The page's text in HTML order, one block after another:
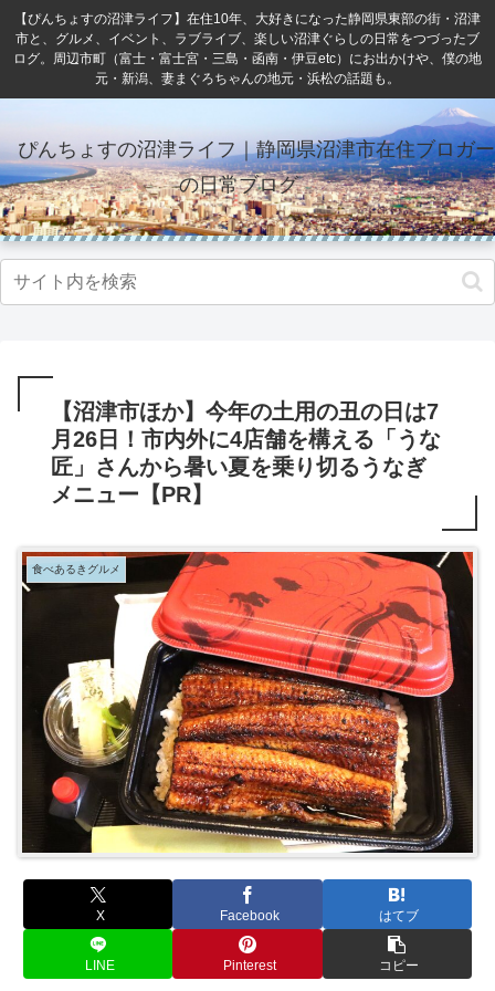
【ぴんちょすの沼津ライフ】在住10年、大好きになった静岡県東部の街・沼津
市と、グルメ、イベント、ラブライブ、楽しい沼津ぐらしの日常をつづったブ
ログ。周辺市町（富士・富士宮・三島・函南・伊豆etc）にお出かけや、僕の地
元・新潟、妻まぐろちゃんの地元・浜松の話題も。
ぴんちょすの沼津ライフ｜静岡県沼津市在住ブロガー
の日常ブログ
【沼津市ほか】今年の土用の丑の日は7
月26日！市内外に4店舗を構える「うな
匠」さんから暑い夏を乗り切るうなぎ
メニュー【PR】
食べあるきグルメ
X Facebook はてブ
LINE Pinterest コピー